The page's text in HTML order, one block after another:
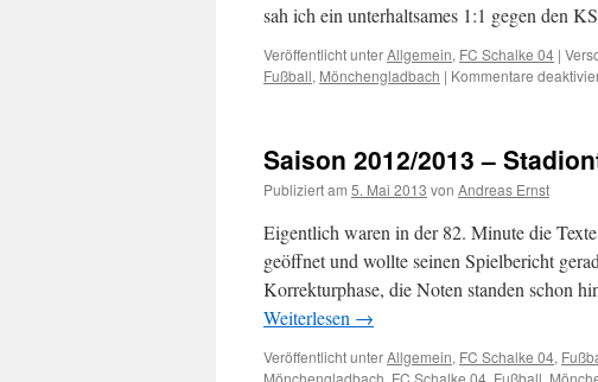
sah ich ein unterhaltsames 1:1 gegen den
Veröffentlicht unterAllgemein, FC Schalke 04 |
Fußball, Mönchengladbach | Kommentare
Saison 2012/2013 –
Publiziert am 5. Mai 2013 von Andreas Ernst
Eigentlich waren in der 82. Minute die
geöffnet und wollte seinen Spielbericht
Korrekturphase, die Noten standen schon
Weiterlesen →
Veröffentlicht unterAllgemein, FC Schalke 04,
Mönchengladbach, FC Schalke 04, Fußball,